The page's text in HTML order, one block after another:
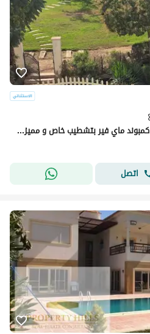
فيلا للبيع في مدينه الشروق في كمبوند ماي فير بتشطيب خاص و مميز علي الوايد جاردن والمساحات الخضراء . بمساحه الارض 850م و مساحه المباني 376م .
اتصل